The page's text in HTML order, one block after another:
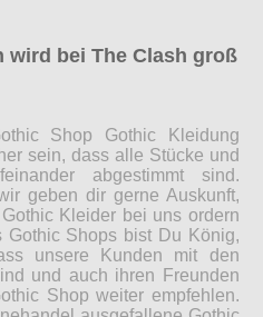
wird bei The Clash groß
Shop Gothic Kleidung
sein, dass alle Stücke und
abgestimmt sind.
geben dir gerne Auskunft,
Kleider bei uns ordern
Gothic Shops bist Du König,
unsere Kunden mit den
und auch ihren Freunden
Shop weiter empfehlen.